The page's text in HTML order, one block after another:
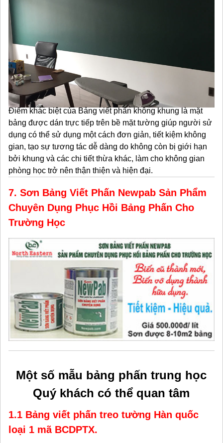
Điểm khác biệt của Bảng viết phấn không khung là mặt
bảng được dán trực tiếp trên bề mặt tường giúp người sử
dụng có thể sử dụng một cách đơn giản, tiết kiệm không
gian, tạo sự tương tác dễ dàng do không còn bị giới hạn
bởi khung và các chi tiết thừa khác, làm cho không gian
phòng học trở nên thận thiện và hiện đại.
7. Sơn Bảng Viết Phấn Newpab Sản Phẩm
Chuyên Dụng Phục Hồi Bảng Phấn Cho
Trường Học
Một số mẫu bảng phấn trung học
Quý khách có thể quan tâm
1.1 Bảng viết phấn treo tường Hàn quốc
loại 1 mã BCDPTX.